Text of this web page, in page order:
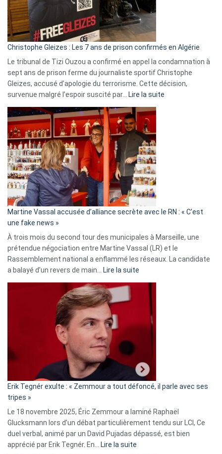
la
présence
d’Israël
Christophe Gleizes : Les 7 ans de prison confirmés en Algérie
Le tribunal de Tizi Ouzou a confirmé en appel la condamnation à
sept ans de prison ferme du journaliste sportif Christophe
Gleizes, accusé d’apologie du terrorisme. Cette décision,
survenue malgré l’espoir suscité par…
Lire la suite
Algérie
Martine Vassal accusée d’alliance secrète avec le RN : « C’est
une fake news »
À trois mois du second tour des municipales à Marseille, une
prétendue négociation entre Martine Vassal (LR) et le
Rassemblement national a enflammé les réseaux. La candidate
a balayé d’un revers de main…
Lire la suite
d’alliance
secrète
«
C’est
fake
news
»
Erik Tegnér exulte : « Zemmour a tout défoncé, il parle avec ses
tripes »
Le 18 novembre 2025, Éric Zemmour a laminé Raphaël
Glucksmann lors d’un débat particulièrement tendu sur LCI, Ce
duel verbal, animé par un David Pujadas dépassé, est bien
apprécié par Erik Tegnér. En…
Lire la suite